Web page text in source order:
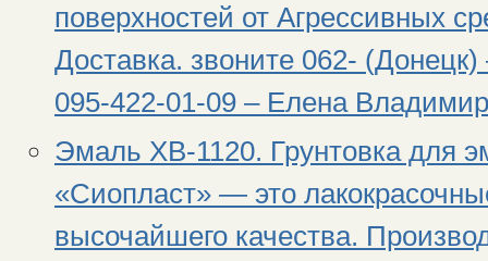
поверхностей от Агрессивных
Доставка. звоните 062-
095-422-01-09 – Елена
Эмаль ХВ-1120. Грунтовка для
«Сиопласт» — это
высочайшего качества.